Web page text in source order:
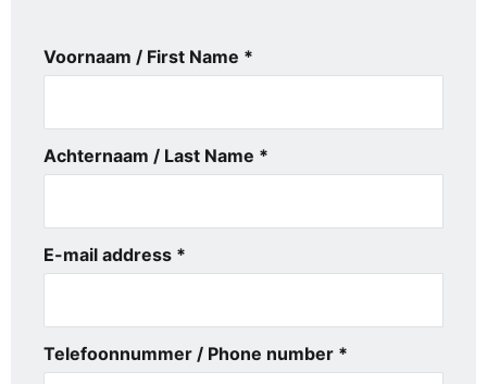
Voornaam / First Name *
Achternaam / Last Name *
E-mail address *
Telefoonnummer / Phone number *